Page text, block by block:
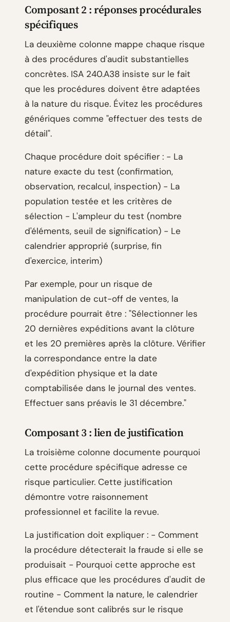
Composant 2 : réponses procédurales
spécifiques
La deuxième colonne mappe chaque risque
à des procédures d'audit substantielles
concrètes. ISA 240.A38 insiste sur le fait
que les procédures doivent être adaptées
à la nature du risque. Évitez les procédures
génériques comme "effectuer des tests de
détail".
Chaque procédure doit spécifier : - La
nature exacte du test (confirmation,
observation, recalcul, inspection) - La
population testée et les critères de
sélection - L'ampleur du test (nombre
d'éléments, seuil de signification) - Le
calendrier approprié (surprise, fin
d'exercice, interim)
Par exemple, pour un risque de
manipulation de cut-off de ventes, la
procédure pourrait être : "Sélectionner les
20 dernières expéditions avant la clôture
et les 20 premières après la clôture. Vérifier
la correspondance entre la date
d'expédition physique et la date
comptabilisée dans le journal des ventes.
Effectuer sans préavis le 31 décembre."
Composant 3 : lien de justification
La troisième colonne documente pourquoi
cette procédure spécifique adresse ce
risque particulier. Cette justification
démontre votre raisonnement
professionnel et facilite la revue.
La justification doit expliquer : - Comment
la procédure détecterait la fraude si elle se
produisait - Pourquoi cette approche est
plus efficace que les procédures d'audit de
routine - Comment la nature, le calendrier
et l'étendue sont calibrés sur le risque